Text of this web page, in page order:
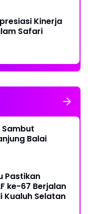
Kinerja
Safari
Sambut
Balai
Pastikan
ke-67 Berjalan
Kualuh Selatan